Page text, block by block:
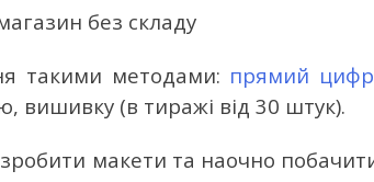
такими методами: прямий
вишивку (в тиражі від 30 штук).
макети та наочно побачити